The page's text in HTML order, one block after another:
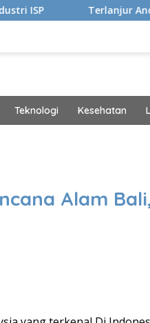
Terlanjur Andalkan AI,
Teknologi Kesehatan
Alam